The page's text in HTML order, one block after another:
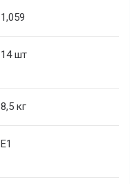
1,059
14 шт
8,5 кг
Е1